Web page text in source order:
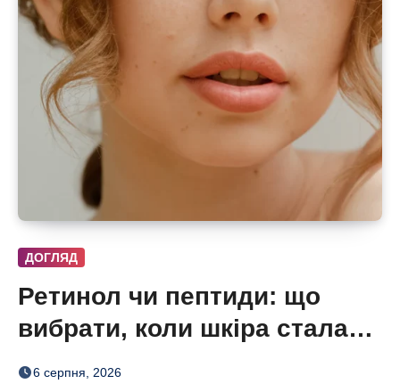
ДОГЛЯД
Ретинол чи пептиди: що
вибрати, коли шкіра стала
нерівною і чутливою
6 серпня, 2026